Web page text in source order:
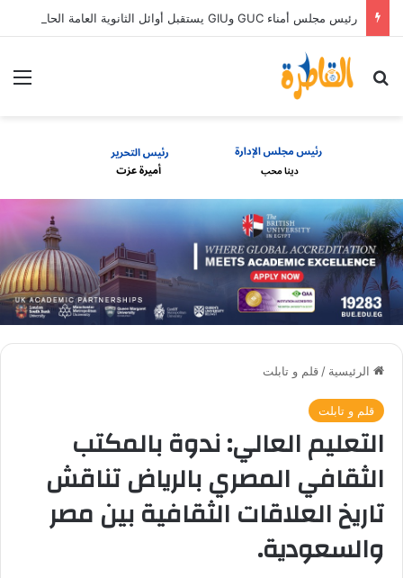
بحث عن
الرئيسية / قلم و تابلت
قلم و تابلت
التعليم العالي: ندوة بالمكتب
الثقافي المصري بالرياض تناقش
تاريخ العلاقات الثقافية بين مصر
والسعودية.